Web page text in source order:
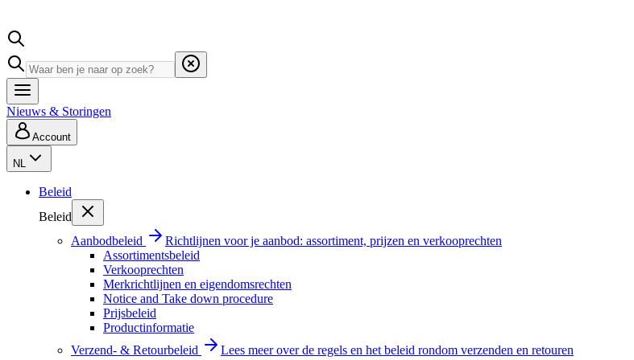
Nieuws & Storingen
Account
NL
Beleid
Beleid
Aanbodbeleid
Richtlijnen voor je aanbod: assortiment, prijzen en verkooprechten
Assortimentsbeleid
Verkooprechten
Merkrichtlijnen en eigendomsrechten
Notice and Take down procedure
Prijsbeleid
Productinformatie
Verzend- & Retourbeleid
Lees meer over de regels en het beleid rondom verzenden en retouren